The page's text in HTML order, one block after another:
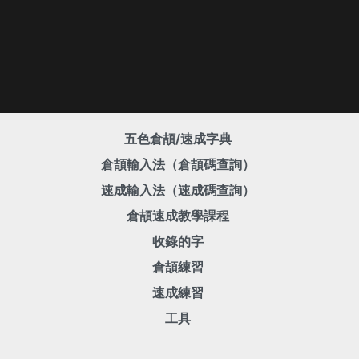
五色倉頡/速成字典
倉頡輸入法（倉頡碼查詢）
速成輸入法（速成碼查詢）
倉頡速成教學課程
收錄的字
倉頡練習
速成練習
工具